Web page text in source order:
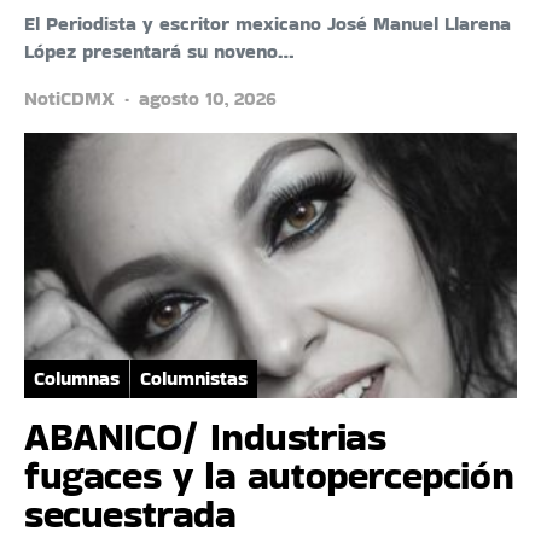
El Periodista y escritor mexicano José Manuel Llarena
López presentará su noveno…
NotiCDMX
agosto 10, 2026
Columnas Columnistas
ABANICO/ Industrias
fugaces y la autopercepción
secuestrada